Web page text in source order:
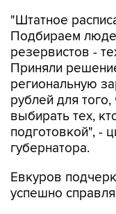
"Штатное
Подбираем
резервистов -
Приняли
региональную
рублей для
выбирать тех,
подготовкой", -
губернатора.
Евкуров
успешно